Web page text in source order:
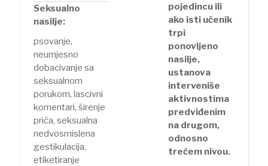
pojedincu ili
ako isti učenik
trpi
ponovljeno
nasilje,
ustanova
interveniše
aktivnostima
predviđenim
na drugom,
odnosno
trećem nivou.
Seksualno
nasilje:
psovanje,
neumjesno
dobacivanje sa
seksualnom
porukom, lascivni
komentari, širenje
priča, seksualna
nedvosmislena
gestikulacija,
etiketiranje